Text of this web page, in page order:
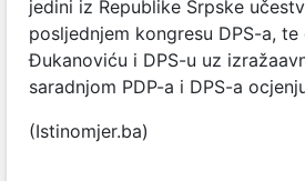
jedini iz Republike Srpske
posljednjem kongresu DPS-a,
Đukanoviću i DPS-u uz
saradnjom PDP-a i DPS-a
(Istinomjer.ba)